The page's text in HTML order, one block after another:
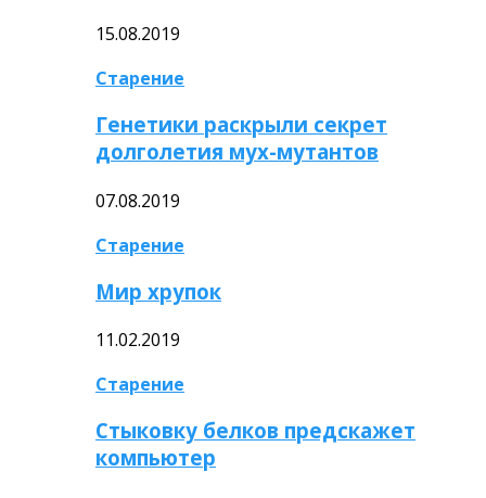
15.08.2019
Старение
Генетики раскрыли секрет
долголетия мух-мутантов
07.08.2019
Старение
Мир хрупок
11.02.2019
Старение
Стыковку белков предскажет
компьютер